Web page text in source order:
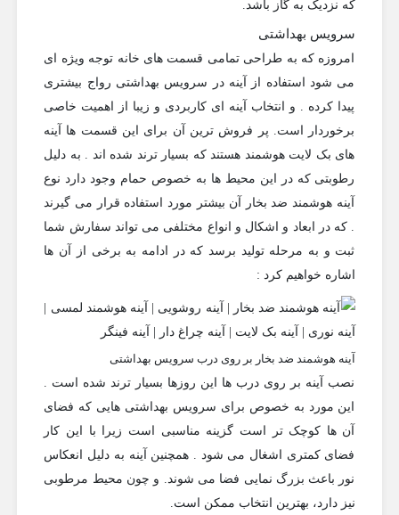
که نزدیک به گاز باشد.
سرویس بهداشتی
امروزه که به طراحی تمامی قسمت های خانه توجه ویژه ای
می شود استفاده از آینه در سرویس بهداشتی رواج بیشتری
پیدا کرده . و انتخاب آینه ای کاربردی و زیبا از اهمیت خاصی
برخوردار است. پر فروش ترین آن برای این قسمت ها
آینه
های بک لایت هوشمند هستند که بسیار ترند شده اند . به دلیل
رطوبتی که در این محیط ها به خصوص حمام وجود دارد نوع
آینه هوشمند ضد بخار آن بیشتر مورد استفاده قرار می گیرند
. که در ابعاد و اشکال و انواع مختلفی می تواند سفارش شما
ثبت و به مرحله تولید برسد که در ادامه به برخی از آن ها
اشاره خواهیم کرد :
آینه هوشمند ضد بخار بر روی درب سرویس بهداشتی
نصب آینه بر روی درب ها این روزها بسیار ترند شده است .
این مورد به خصوص برای سرویس بهداشتی هایی که فضای
آن ها کوچک تر است گزینه مناسبی است زیرا با این کار
فضای کمتری اشغال می شود . همچنین آینه به دلیل انعکاس
نور باعث بزرگ نمایی فضا می شوند. و چون محیط مرطوبی
نیز دارد، بهترین انتخاب ممکن است.